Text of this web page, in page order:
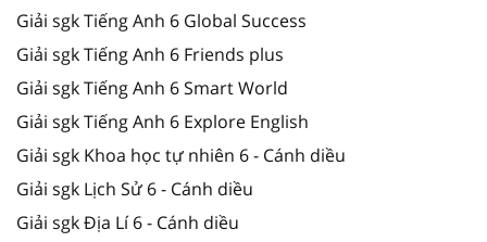
Giải sgk Tiếng Anh 6 Global Success
Giải sgk Tiếng Anh 6 Friends plus
Giải sgk Tiếng Anh 6 Smart World
Giải sgk Tiếng Anh 6 Explore English
Giải sgk Khoa học tự nhiên 6 - Cánh diều
Giải sgk Lịch Sử 6 - Cánh diều
Giải sgk Địa Lí 6 - Cánh diều